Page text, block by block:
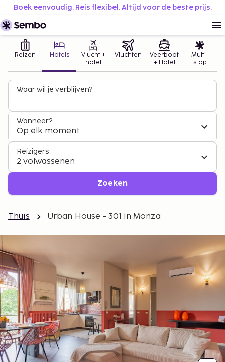
Boek eenvoudig. Reis flexibel. Altijd voor de beste prijs.
Reizen Hotels
Vlucht +
hotel
Vluchten
Veerboot
+ Hotel
Multi-
stop
Waar wil je verblijven?
Wanneer?
Op elk moment
Reizigers
2 volwassenen
Zoeken
Thuis Urban House - 301 in Monza